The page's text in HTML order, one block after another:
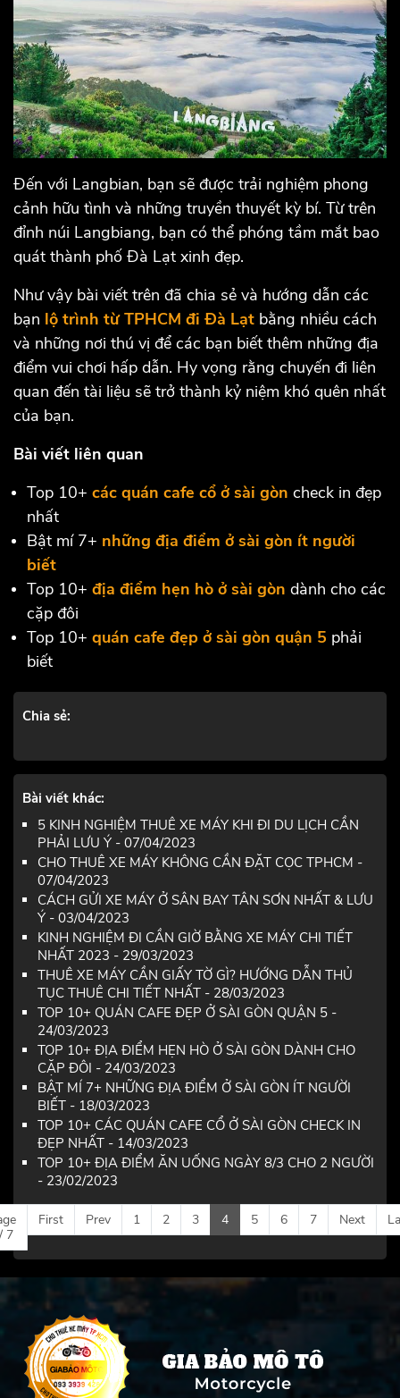
Đến với Langbian, bạn sẽ được trải nghiệm phong
cảnh hữu tình và những truyền thuyết kỳ bí. Từ trên
đỉnh núi Langbiang, bạn có thể phóng tầm mắt bao
quát thành phố Đà Lạt xinh đẹp.
Như vậy bài viết trên đã chia sẻ và hướng dẫn các
bạn lộ trình từ TPHCM đi Đà Lạt bằng nhiều cách
và những nơi thú vị để các bạn biết thêm những địa
điểm vui chơi hấp dẫn. Hy vọng rằng chuyến đi liên
quan đến tài liệu sẽ trở thành kỷ niệm khó quên nhất
của bạn.
Bài viết liên quan
Top 10+ các quán cafe cổ ở sài gòn check in đẹp
nhất
Bật mí 7+ những địa điểm ở sài gòn ít người
biết
Top 10+ địa điểm hẹn hò ở sài gòn dành cho các
cặp đôi
Top 10+ quán cafe đẹp ở sài gòn quận 5 phải
biết
Chia sẻ:
Bài viết khác:
5 KINH NGHIỆM THUÊ XE MÁY KHI ĐI DU LỊCH CẦN
PHẢI LƯU Ý - 07/04/2023
CHO THUÊ XE MÁY KHÔNG CẦN ĐẶT CỌC TPHCM -
07/04/2023
CÁCH GỬI XE MÁY Ở SÂN BAY TÂN SƠN NHẤT & LƯU
Ý - 03/04/2023
KINH NGHIỆM ĐI CẦN GIỜ BẰNG XE MÁY CHI TIẾT
NHẤT 2023 - 29/03/2023
THUÊ XE MÁY CẦN GIẤY TỜ GÌ? HƯỚNG DẪN THỦ
TỤC THUÊ CHI TIẾT NHẤT - 28/03/2023
TOP 10+ QUÁN CAFE ĐẸP Ở SÀI GÒN QUẬN 5 -
24/03/2023
TOP 10+ ĐỊA ĐIỂM HẸN HÒ Ở SÀI GÒN DÀNH CHO
CẶP ĐÔI - 24/03/2023
BẬT MÍ 7+ NHỮNG ĐỊA ĐIỂM Ở SÀI GÒN ÍT NGƯỜI
BIẾT - 18/03/2023
TOP 10+ CÁC QUÁN CAFE CỔ Ở SÀI GÒN CHECK IN
ĐẸP NHẤT - 14/03/2023
TOP 10+ ĐỊA ĐIỂM ĂN UỐNG NGÀY 8/3 CHO 2 NGƯỜI
- 23/02/2023
7
First Prev 1 2 3 4 5 6 7 Next